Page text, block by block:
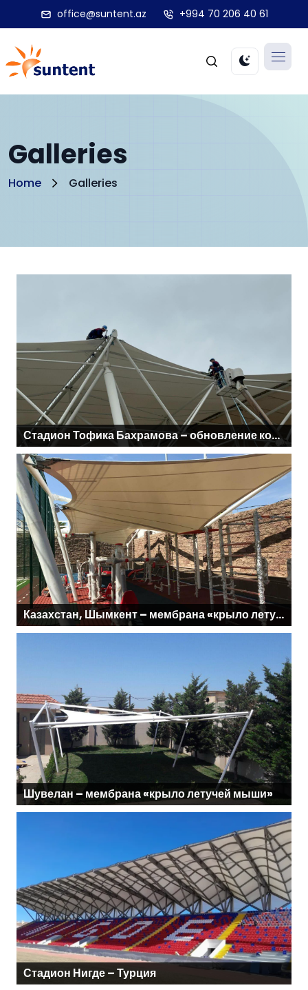
office@suntent.az +994 70 206 40 61
Galleries
Home Galleries
Стадион Тофика Бахрамова – обновление конструктивной и мембранной части
Казахстан, Шымкент – мембрана «крыло летучей мыши»
Шувелан – мембрана «крыло летучей мыши»
Стадион Нигде – Турция